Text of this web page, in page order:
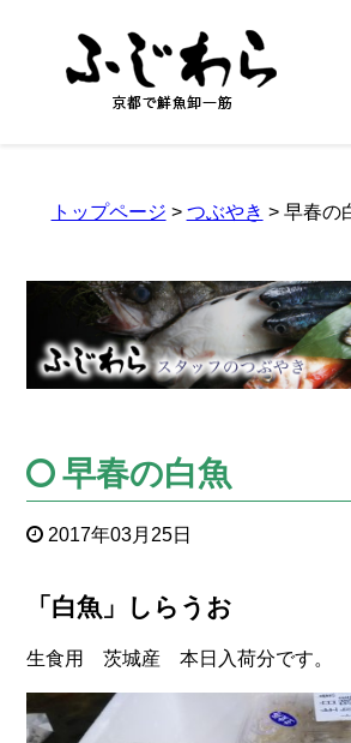
トップページ > つぶやき > 早春の
早春の白魚
2017年03月25日
「白魚」しらうお
生食用 茨城産 本日入荷分です。